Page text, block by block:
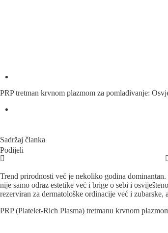
PRP tretman krvnom plazmom za pomlađivanje:
Sadržaj članka
Podijeli
Trend prirodnosti već je nekoliko godina
nije samo odraz estetike već i brige o sebi i
rezerviran za dermatološke ordinacije već i
PRP (Platelet-Rich Plasma) tretmanu krvnom